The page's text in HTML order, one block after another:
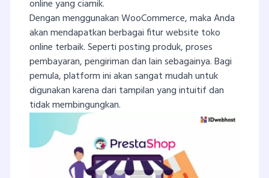
online yang ciamik.
Dengan menggunakan WooCommerce, maka Anda
akan mendapatkan berbagai fitur website toko
online terbaik. Seperti posting produk, proses
pembayaran, pengiriman dan lain sebagainya. Bagi
pemula, platform ini akan sangat mudah untuk
digunakan karena dari tampilan yang intuitif dan
tidak membingungkan.